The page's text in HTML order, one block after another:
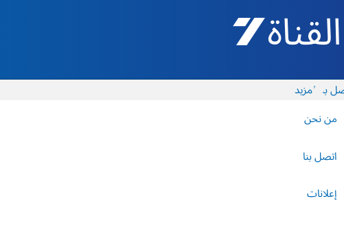
القناة 7 - أروتس شيفع
بنا
من نحن
اتصل بنا
إعلانات
المزيد